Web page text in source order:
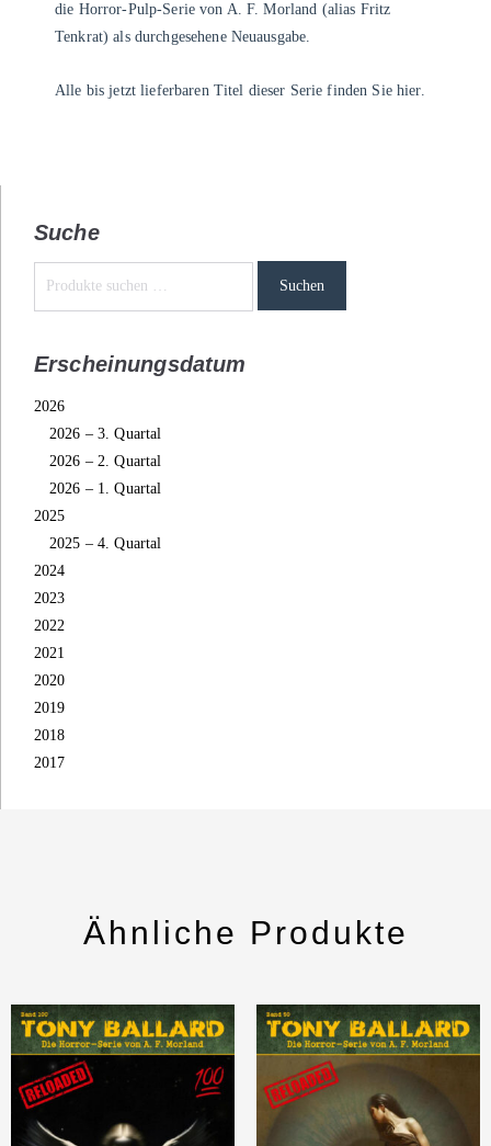
die Horror-Pulp-Serie von A. F. Morland (alias Fritz
Tenkrat) als durchgesehene Neuausgabe.
Alle bis jetzt lieferbaren Titel dieser Serie finden Sie hier.
Suche
Suchen
Erscheinungsdatum
2026
2026 – 3. Quartal
2026 – 2. Quartal
2026 – 1. Quartal
2025
2025 – 4. Quartal
2024
2023
2022
2021
2020
2019
2018
2017
Ähnliche Produkte